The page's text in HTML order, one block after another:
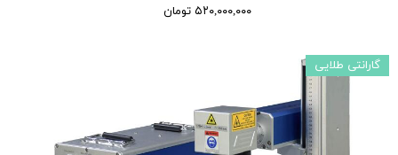
۵۲۰,۰۰۰,۰۰۰ تومان
گارانتی طلایی